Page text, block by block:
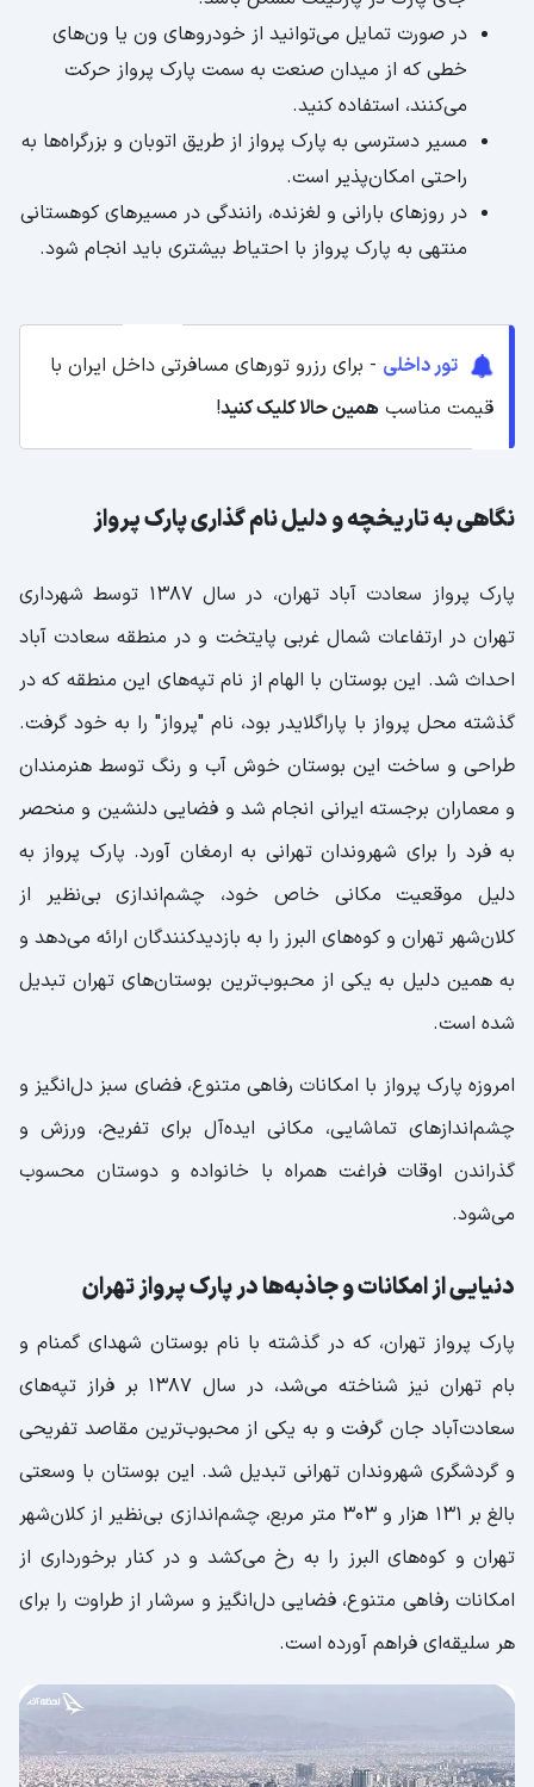
در صورت تمایل می‌توانید از خودروهای ون یا ون‌های
خطی که از میدان صنعت به سمت پارک پرواز حرکت
می‌کنند، استفاده کنید.
مسیر دسترسی به پارک پرواز از طریق اتوبان و بزرگراه‌ها به
راحتی امکان‌پذیر است.
در روزهای بارانی و لغزنده، رانندگی در مسیرهای کوهستانی
منتهی به پارک پرواز با احتیاط بیشتری باید انجام شود.
تور داخلی - برای رزرو تورهای مسافرتی داخل ایران با
قیمت مناسب همین حالا کلیک کنید!
نگاهی به تاریخچه و دلیل نام گذاری پارک پرواز
پارک پرواز سعادت آباد تهران، در سال 1387 توسط شهرداری
تهران در ارتفاعات شمال غربی پایتخت و در منطقه سعادت آباد
احداث شد. این بوستان با الهام از نام تپه‌های این منطقه که در
گذشته محل پرواز با پاراگلایدر بود، نام "پرواز" را به خود گرفت.
طراحی و ساخت این بوستان خوش آب و رنگ توسط هنرمندان
و معماران برجسته ایرانی انجام شد و فضایی دلنشین و منحصر
به فرد را برای شهروندان تهرانی به ارمغان آورد. پارک پرواز به
دلیل موقعیت مکانی خاص خود، چشم‌اندازی بی‌نظیر از
کلان‌شهر تهران و کوه‌های البرز را به بازدیدکنندگان ارائه می‌دهد و
به همین دلیل به یکی از محبوب‌ترین بوستان‌های تهران تبدیل
شده است.
امروزه پارک پرواز با امکانات رفاهی متنوع، فضای سبز دل‌انگیز و
چشم‌اندازهای تماشایی، مکانی ایده‌آل برای تفریح، ورزش و
گذراندن اوقات فراغت همراه با خانواده و دوستان محسوب
می‌شود.
دنیایی از امکانات و جاذبه‌ها در پارک پرواز تهران
پارک پرواز تهران، که در گذشته با نام بوستان شهدای گمنام و
بام تهران نیز شناخته می‌شد، در سال 1387 بر فراز تپه‌های
سعادت‌آباد جان گرفت و به یکی از محبوب‌ترین مقاصد تفریحی
و گردشگری شهروندان تهرانی تبدیل شد. این بوستان با وسعتی
بالغ بر 131 هزار و 303 متر مربع، چشم‌اندازی بی‌نظیر از کلان‌شهر
تهران و کوه‌های البرز را به رخ می‌کشد و در کنار برخورداری از
امکانات رفاهی متنوع، فضایی دل‌انگیز و سرشار از طراوت را برای
هر سلیقه‌ای فراهم آورده است.